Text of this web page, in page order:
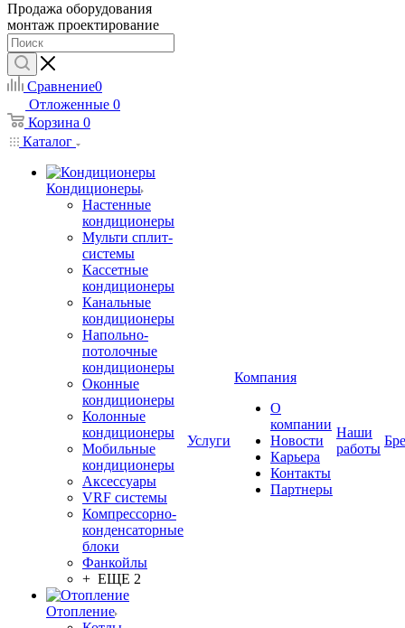
Продажа оборудования
монтаж проектирование
Сравнение0
Отложенные 0
Корзина 0
Каталог
Кондиционеры
Настенные
кондиционеры
Мульти сплит-
системы
Кассетные
кондиционеры
Канальные
кондиционеры
Напольно-
потолочные
кондиционеры
Оконные
кондиционеры
Колонные
кондиционеры
Мобильные
кондиционеры
Аксессуары
VRF системы
Компрессорно-
конденсаторные
блоки
Фанкойлы
+ ЕЩЕ 2
Отопление
Услуги
Компания
О
компании
Новости
Карьера
Контакты
Партнеры
Наши
работы